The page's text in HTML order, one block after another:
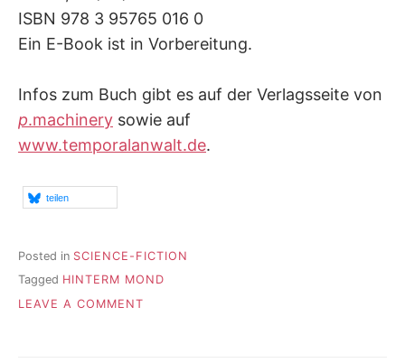
ISBN 978 3 95765 016 0
Ein E-Book ist in Vorbereitung.
Infos zum Buch gibt es auf der Verlagsseite von
p.machinery sowie auf
www.temporalanwalt.de.
teilen
Posted in SCIENCE-FICTION
Tagged HINTERM MOND
LEAVE A COMMENT